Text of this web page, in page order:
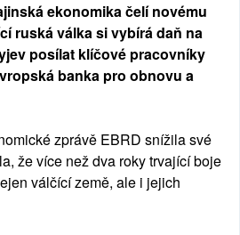
ekonomika čelí novému
ruská válka si vybírá daň na
posílat klíčové pracovníky
banka pro obnovu a
zprávě EBRD snížila své
že více než dva roky trvající boje
válčící země, ale i jejich